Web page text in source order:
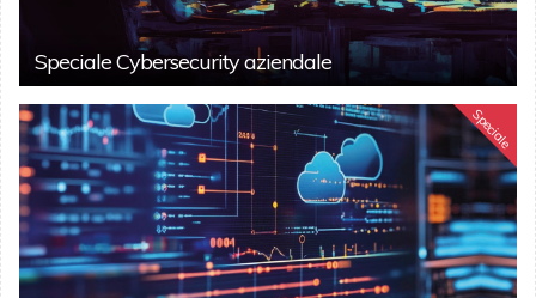
Speciale Cybersecurity aziendale
Speciale